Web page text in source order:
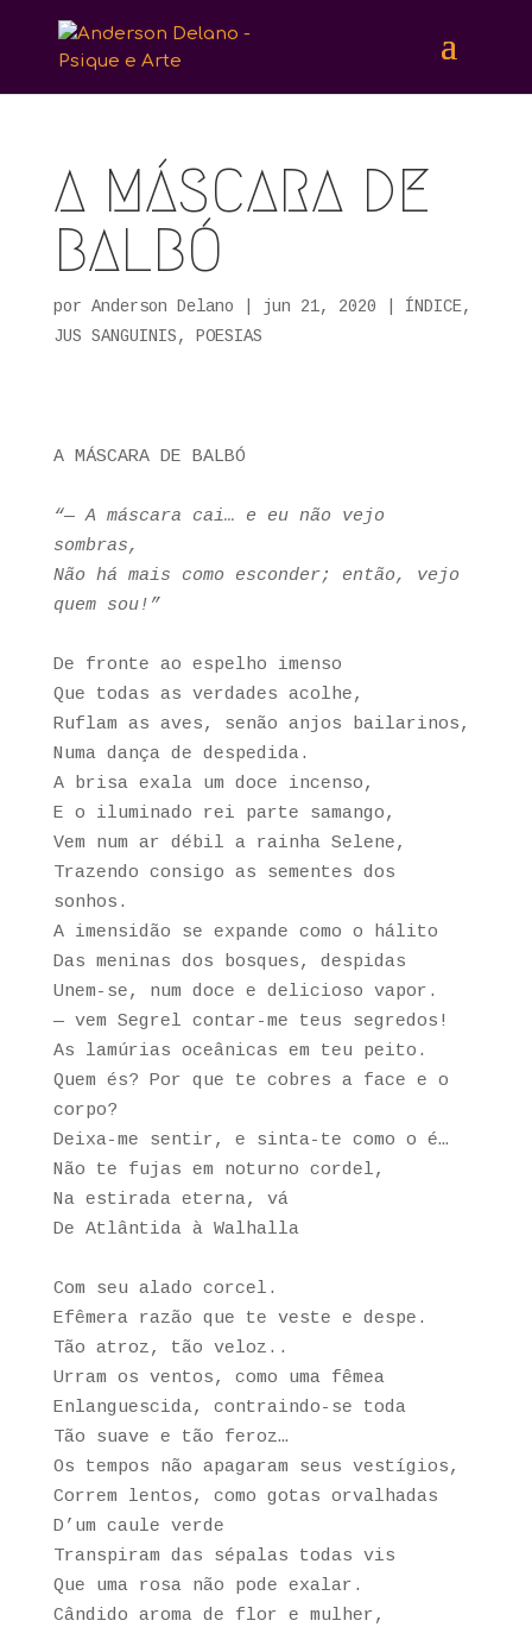
A MÁSCARA DE
BALBÓ
por Anderson Delano jun 21, 2020 ÍNDICE,
JUS SANGUINIS, POESIAS
A MÁSCARA DE BALBÓ
“— A máscara cai… e eu não vejo
sombras,
Não há mais como esconder; então, vejo
quem sou!”
De fronte ao espelho imenso
Que todas as verdades acolhe,
Ruflam as aves, senão anjos bailarinos,
Numa dança de despedida.
A brisa exala um doce incenso,
E o iluminado rei parte samango,
Vem num ar débil a rainha Selene,
Trazendo consigo as sementes dos
sonhos.
A imensidão se expande como o hálito
Das meninas dos bosques, despidas
Unem-se, num doce e delicioso vapor.
— vem Segrel contar-me teus segredos!
As lamúrias oceânicas em teu peito.
Quem és? Por que te cobres a face e o
corpo?
Deixa-me sentir, e sinta-te como o é…
Não te fujas em noturno cordel,
Na estirada eterna, vá
De Atlântida à Walhalla
Com seu alado corcel.
Efêmera razão que te veste e despe.
Tão atroz, tão veloz..
Urram os ventos, como uma fêmea
Enlanguescida, contraindo-se toda
Tão suave e tão feroz…
Os tempos não apagaram seus vestígios,
Correm lentos, como gotas orvalhadas
D’um caule verde
Transpiram das sépalas todas vis
Que uma rosa não pode exalar.
Cândido aroma de flor e mulher,